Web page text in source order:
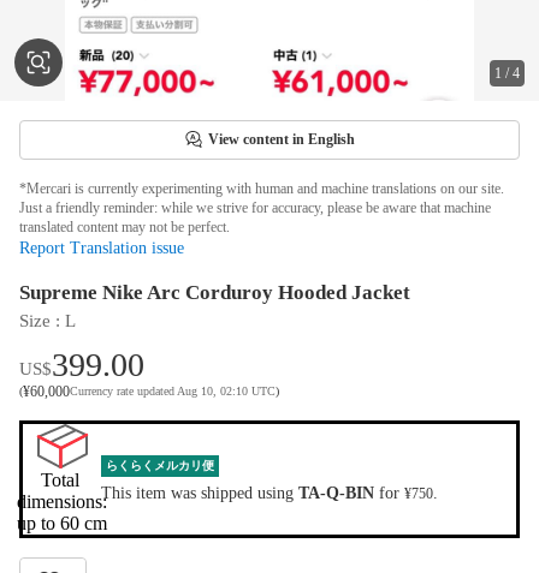
1 /4
View content in English
*Mercari is currently experimenting with human and machine translations on our site.
Just a friendly reminder: while we strive for accuracy, please be aware that machine
translated content may not be perfect.
Report Translation issue
Supreme Nike Arc Corduroy Hooded Jacket
Size : L
US$399.00
(¥60,000Currency rate updated Aug 10, 02:10 UTC)
Total
dimensions:
up to 60 cm
らくらくメルカリ便
This item was shipped using TA-Q-BIN for ¥750.